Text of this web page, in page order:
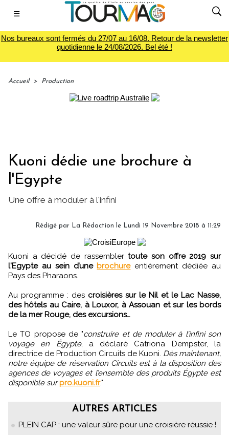
☰
Nos bureaux sont fermés du 27/07 au 16/08. Retour de la newsletter
quotidienne le 24/08/2026. Bel été !
Accueil > Production
Kuoni dédie une brochure à
l'Egypte
Une offre à moduler à l'infini
Rédigé par La Rédaction le Lundi 19 Novembre 2018 à 11:29
Kuoni a décidé de rassemblertoute son offre 2019 sur
l'Egypte au sein d’une brochureentièrement dédiée au
Pays des Pharaons.
Au programme : des croisières sur le Nil et le Lac Nasse,
des hôtels au Caire, à Louxor, à Assouan et sur les bords
de la mer Rouge, des excursions…
Le TO propose de "construire et de moduler à l’infini son
voyage en Égypte, a déclaré Catriona Dempster, la
directrice de Production Circuits de Kuoni. Dès maintenant,
notre équipe de réservation Circuits est à la disposition des
agences de voyages et l’ensemble des produits Égypte est
disponible sur pro.kuoni.fr."
AUTRES ARTICLES
PLEIN CAP : une valeur sûre pour une croisière réussie !